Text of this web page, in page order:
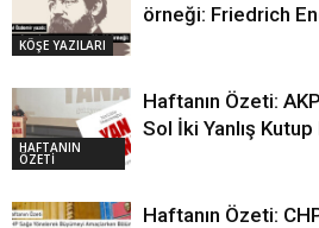
KÖŞE YAZILARI
örneği: Friedrich
HAFTANIN
ÖZETİ
Haftanın Özeti:
Sol İki Yanlış Kutup
Haftanın Özeti: